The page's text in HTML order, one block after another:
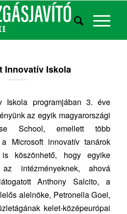
Innovatív Iskola
Iskola programjában 3. éve
az egyik magyarországi
School, emellett több
Microsoft innovatív tanárok
köszönhető, hogy egyike
intézményeknek, ahová
Anthony Salcito, a
alelnöke, Petronella Goel,
kelet-középeurópai